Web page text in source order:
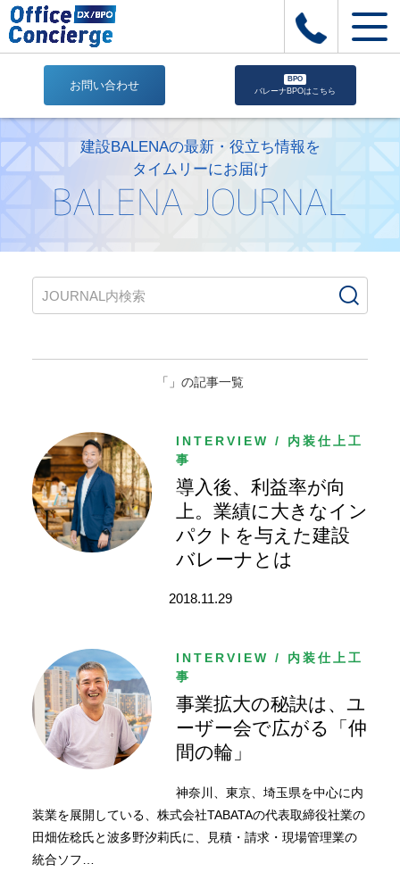
styDev2_oconcierge
式
会
｜
お問い合わせ BPO
バレーナBPOはこちら
建設BALENAの最新・役立ち情報を
タイムリーにお届け
BALENA JOURNAL
「」の記事一覧
INTERVIEW / 内装仕上工
事
導入後、利益率が向
上。業績に大きなイン
パクトを与えた建設
バレーナとは
2018.11.29
INTERVIEW / 内装仕上工
事
事業拡大の秘訣は、ユ
ーザー会で広がる「仲
間の輪」
神奈川、東京、埼玉県を中心に内
装業を展開している、株式会社TABATAの代表取締役社業の
田畑佐稔氏と波多野汐莉氏に、見積・請求・現場管理業の
統合ソフ